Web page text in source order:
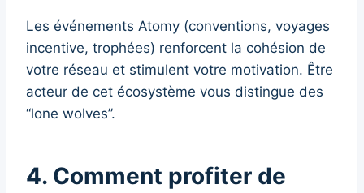
Les événements Atomy (conventions, voyages
incentive, trophées) renforcent la cohésion de
votre réseau et stimulent votre motivation. Être
acteur de cet écosystème vous distingue des
“lone wolves”.
4. Comment profiter de